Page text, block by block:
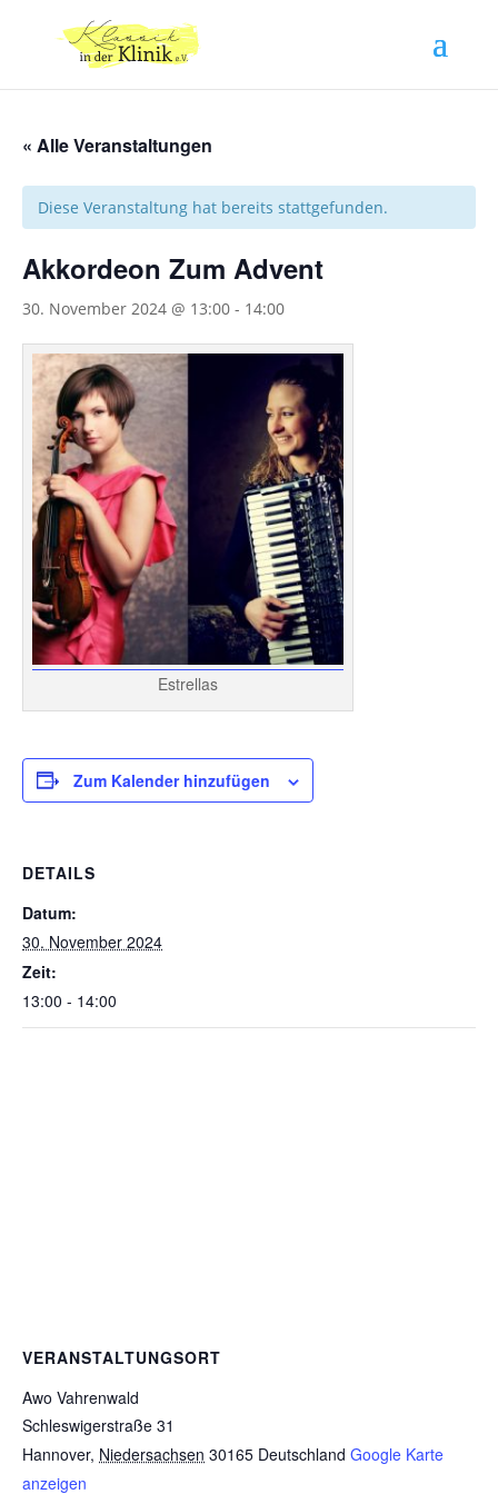
« Alle Veranstaltungen
Diese Veranstaltung hat bereits stattgefunden.
Akkordeon Zum Advent
30. November 2024 @ 13:00 - 14:00
Estrellas
Zum Kalender hinzufügen
DETAILS
Datum:
30. November 2024
Zeit:
13:00 - 14:00
VERANSTALTUNGSORT
Awo Vahrenwald
Schleswigerstraße 31
Hannover, Niedersachsen 30165 Deutschland Google Karte
anzeigen